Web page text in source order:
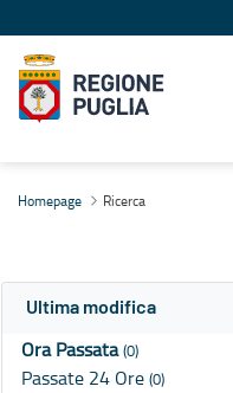
Homepage Ricerca
Ultima modifica
Ora Passata(0)
Passate 24 Ore (0)